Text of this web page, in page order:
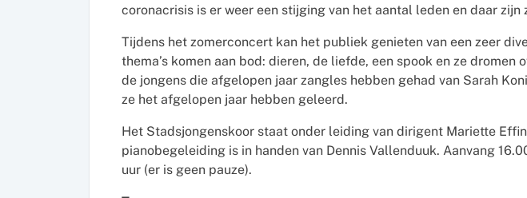
coronacrisis is er weer een stijging van het aantal leden en daar zijn
Tijdens het zomerconcert kan het publiek genieten van een zeer
thema’s komen aan bod: dieren, de liefde, een spook en ze dromen
de jongens die afgelopen jaar zangles hebben gehad van Sarah
ze het afgelopen jaar hebben geleerd.
Het Stadsjongenskoor staat onder leiding van dirigent Mariette
pianobegeleiding is in handen van Dennis Vallenduuk. Aanvang
uur (er is geen pauze).